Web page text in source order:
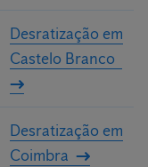
Desratização em
Castelo Branco
Desratização em
Coimbra